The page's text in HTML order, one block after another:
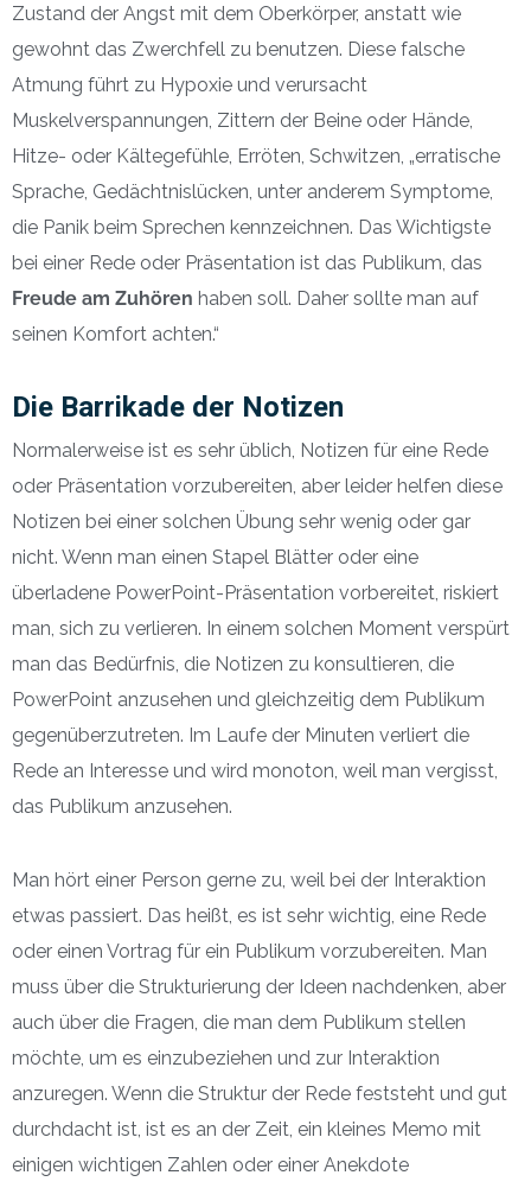
Zustand der Angst mit dem Oberkörper, anstatt wie
gewohnt das Zwerchfell zu benutzen. Diese falsche
Atmung führt zu Hypoxie und verursacht
Muskelverspannungen, Zittern der Beine oder Hände,
Hitze- oder Kältegefühle, Erröten, Schwitzen, „erratische
Sprache, Gedächtnislücken, unter anderem Symptome,
die Panik beim Sprechen kennzeichnen. Das Wichtigste
bei einer Rede oder Präsentation ist das Publikum, das
Freude am Zuhören haben soll. Daher sollte man auf
seinen Komfort achten.“
Die Barrikade der Notizen
Normalerweise ist es sehr üblich, Notizen für eine Rede
oder Präsentation vorzubereiten, aber leider helfen diese
Notizen bei einer solchen Übung sehr wenig oder gar
nicht. Wenn man einen Stapel Blätter oder eine
überladene PowerPoint-Präsentation vorbereitet, riskiert
man, sich zu verlieren. In einem solchen Moment verspürt
man das Bedürfnis, die Notizen zu konsultieren, die
PowerPoint anzusehen und gleichzeitig dem Publikum
gegenüberzutreten. Im Laufe der Minuten verliert die
Rede an Interesse und wird monoton, weil man vergisst,
das Publikum anzusehen.
Man hört einer Person gerne zu, weil bei der Interaktion
etwas passiert. Das heißt, es ist sehr wichtig, eine Rede
oder einen Vortrag für ein Publikum vorzubereiten. Man
muss über die Strukturierung der Ideen nachdenken, aber
auch über die Fragen, die man dem Publikum stellen
möchte, um es einzubeziehen und zur Interaktion
anzuregen. Wenn die Struktur der Rede feststeht und gut
durchdacht ist, ist es an der Zeit, ein kleines Memo mit
einigen wichtigen Zahlen oder einer Anekdote